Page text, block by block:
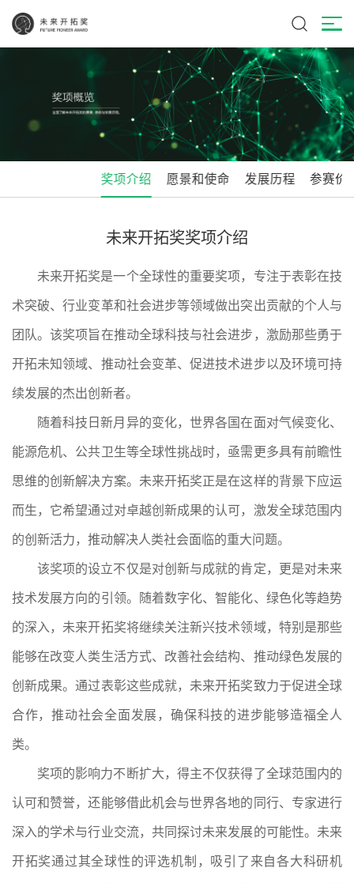
奖项介绍 愿景和使命 发展历程 参赛价
未来开拓奖奖项介绍
未来开拓奖是一个全球性的重要奖项，专注于表彰在技
术突破、行业变革和社会进步等领域做出突出贡献的个人与
团队。该奖项旨在推动全球科技与社会进步，激励那些勇于
开拓未知领域、推动社会变革、促进技术进步以及环境可持
续发展的杰出创新者。
随着科技日新月异的变化，世界各国在面对气候变化、
能源危机、公共卫生等全球性挑战时，亟需更多具有前瞻性
思维的创新解决方案。未来开拓奖正是在这样的背景下应运
而生，它希望通过对卓越创新成果的认可，激发全球范围内
的创新活力，推动解决人类社会面临的重大问题。
该奖项的设立不仅是对创新与成就的肯定，更是对未来
技术发展方向的引领。随着数字化、智能化、绿色化等趋势
的深入，未来开拓奖将继续关注新兴技术领域，特别是那些
能够在改变人类生活方式、改善社会结构、推动绿色发展的
创新成果。通过表彰这些成就，未来开拓奖致力于促进全球
合作，推动社会全面发展，确保科技的进步能够造福全人
类。
奖项的影响力不断扩大，得主不仅获得了全球范围内的
认可和赞誉，还能够借此机会与世界各地的同行、专家进行
深入的学术与行业交流，共同探讨未来发展的可能性。未来
开拓奖通过其全球性的评选机制，吸引了来自各大科研机